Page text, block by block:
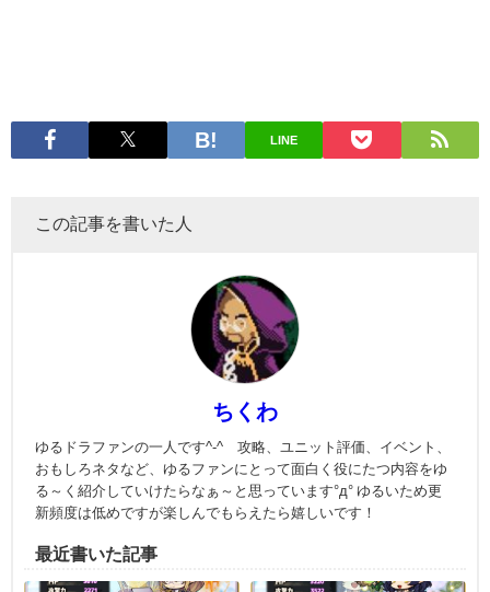
LINE
この記事を書いた人
ちくわ
ゆるドラファンの一人です^-^ 攻略、ユニット評価、イベント、
おもしろネタなど、ゆるファンにとって面白く役にたつ内容をゆ
る～く紹介していけたらなぁ～と思っています°д° ゆるいため更
新頻度は低めですが楽しんでもらえたら嬉しいです！
最近書いた記事